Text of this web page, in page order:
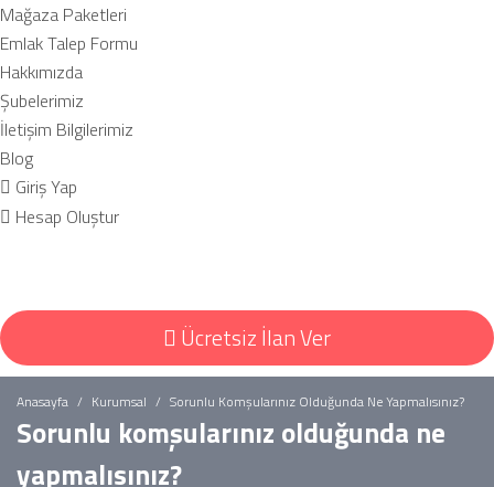
Mağaza Paketleri
Emlak Talep Formu
Hakkımızda
Şubelerimiz
İletişim Bilgilerimiz
Blog
Giriş Yap
Hesap Oluştur
Ücretsiz İlan Ver
Anasayfa Kurumsal Sorunlu Komşularınız Olduğunda Ne Yapmalısınız?
Sorunlu komşularınız olduğunda ne
yapmalısınız?